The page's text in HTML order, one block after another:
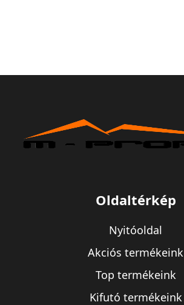
Oldaltérkép
Nyitóoldal
Akciós termékeink
Top termékeink
Kifutó termékeink